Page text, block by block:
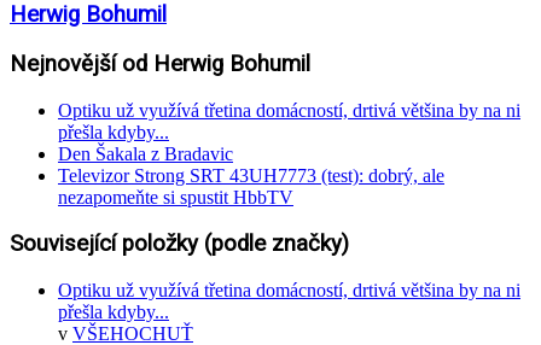
Herwig Bohumil
Nejnovější od Herwig Bohumil
Optiku už využívá třetina domácností, drtivá většina by na ni
přešla kdyby...
Den Šakala z Bradavic
Televizor Strong SRT 43UH7773 (test): dobrý, ale
nezapomeňte si spustit HbbTV
Související položky (podle značky)
Optiku už využívá třetina domácností, drtivá většina by na ni
přešla kdyby...
v VŠEHOCHUŤ